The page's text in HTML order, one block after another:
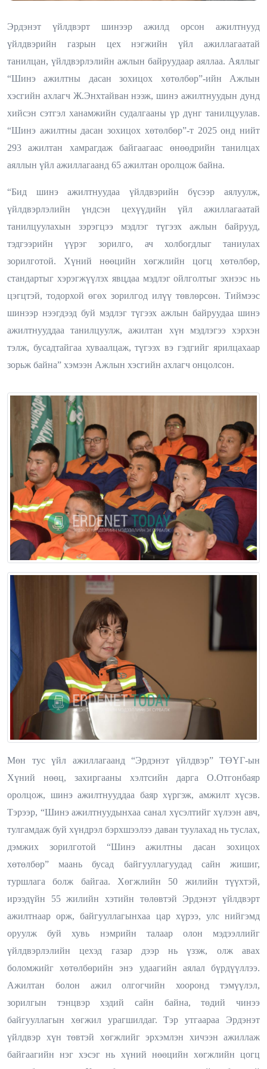
Эрдэнэт үйлдвэрт шинээр ажилд орсон ажилтнууд
үйлдвэрийн газрын цех нэгжийн үйл ажиллагаатай
танилцан, үйлдвэрлэлийн ажлын байруудаар аяллаа. Аяллыг
“Шинэ ажилтны дасан зохицох хөтөлбөр”-ийн Ажлын
хэсгийн ахлагч Ж.Энхтайван нээж, шинэ ажилтнуудын дунд
хийсэн сэтгэл ханамжийн судалгааны үр дүнг танилцуулав.
“Шинэ ажилтны дасан зохицох хөтөлбөр”-т 2025 онд нийт
293 ажилтан хамрагдаж байгаагаас өнөөдрийн танилцах
аяллын үйл ажиллагаанд 65 ажилтан оролцож байна.
“Бид шинэ ажилтнуудаа үйлдвэрийн бүсээр аялуулж,
үйлдвэрлэлийн үндсэн цехүүдийн үйл ажиллагаатай
танилцуулахын зэрэгцээ мэдлэг түгээх ажлын байрууд,
тэдгээрийн үүрэг зорилго, ач холбогдлыг таниулах
зорилготой. Хүний нөөцийн хөгжлийн цогц хөтөлбөр,
стандартыг хэрэгжүүлэх явцдаа мэдлэг ойлголтыг эхнээс нь
цэгцтэй, тодорхой өгөх зорилгод илүү төвлөрсөн. Тиймээс
шинээр нээгдээд буй мэдлэг түгээх ажлын байруудаа шинэ
ажилтнууддаа танилцуулж, ажилтан хүн мэдлэгээ хэрхэн
тэлж, бусадтайгаа хуваалцаж, түгээх вэ гэдгийг ярилцахаар
зорьж байна” хэмээн Ажлын хэсгийн ахлагч онцолсон.
Мөн тус үйл ажиллагаанд “Эрдэнэт үйлдвэр” ТӨҮГ-ын
Хүний нөөц, захиргааны хэлтсийн дарга О.Отгонбаяр
оролцож, шинэ ажилтнууддаа баяр хүргэж, амжилт хүсэв.
Тэрээр, “Шинэ ажилтнуудынхаа санал хүсэлтийг хүлээн авч,
тулгамдаж буй хүндрэл бэрхшээлээ даван туулахад нь туслах,
дэмжих зорилготой “Шинэ ажилтны дасан зохицох
хөтөлбөр” маань бусад байгууллагуудад сайн жишиг,
туршлага болж байгаа. Хөгжлийн 50 жилийн түүхтэй,
ирээдүйн 55 жилийн хэтийн төлөвтэй Эрдэнэт үйлдвэрт
ажилтнаар орж, байгууллагынхаа цар хүрээ, улс нийгэмд
оруулж буй хувь нэмрийн талаар олон мэдээллийг
үйлдвэрлэлийн цехэд газар дээр нь үзэж, олж авах
боломжийг хөтөлбөрийн энэ удаагийн аялал бүрдүүллээ.
Ажилтан болон ажил олгогчийн хооронд тэмүүлэл,
зорилгын тэнцвэр хэдий сайн байна, төдий чинээ
байгууллагын хөгжил урагшилдаг. Тэр утгаараа Эрдэнэт
үйлдвэр хүн төвтэй хөгжлийг эрхэмлэн хичээн ажиллаж
байгаагийн нэг хэсэг нь хүний нөөцийн хөгжлийн цогц